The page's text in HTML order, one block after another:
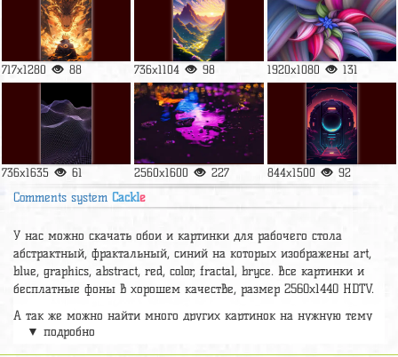
1920x1080 1920x1080
Загрузить ещё
Случайные в категорииАбстракция
1920x1200 176 506x900 74 1080x1920 129
717x1280 88 736x1104 98 1920x1080 131